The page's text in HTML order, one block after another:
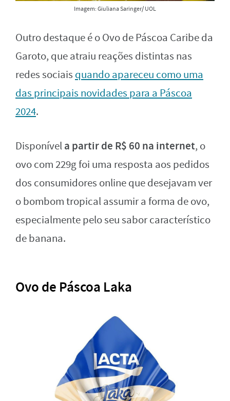
Imagem: Giuliana Saringer/ UOL
Outro destaque é o Ovo de Páscoa Caribe da
Garoto, que atraiu reações distintas nas
redes sociais quando apareceu como uma
das principais novidades para a Páscoa
2024.
Disponívela partir de R$ 60 na internet, o
ovo com 229g foi uma resposta aos pedidos
dos consumidores online que desejavam ver
o bombom tropical assumir a forma de ovo,
especialmente pelo seu sabor característico
de banana.
Ovo de Páscoa Laka